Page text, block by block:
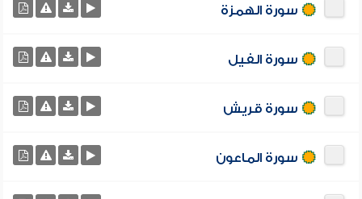
سورة الهمزة
سورة الفيل
سورة قريش
سورة الماعون